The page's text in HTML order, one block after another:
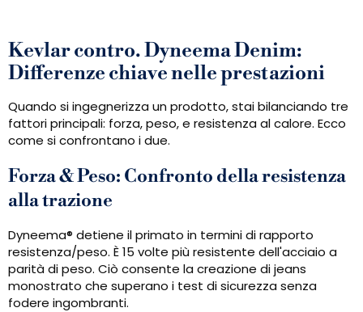
Kevlar contro. Dyneema Denim:
Differenze chiave nelle prestazioni
Quando si ingegnerizza un prodotto, stai bilanciando tre
fattori principali: forza, peso, e resistenza al calore. Ecco
come si confrontano i due.
Forza & Peso: Confronto della resistenza
alla trazione
Dyneema® detiene il primato in termini di rapporto
resistenza/peso. È 15 volte più resistente dell'acciaio a
parità di peso. Ciò consente la creazione di jeans
monostrato che superano i test di sicurezza senza
fodere ingombranti.